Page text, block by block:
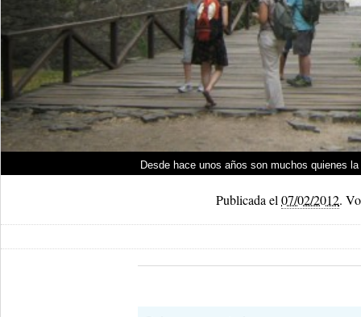
Desde hace unos años son muchos quienes
Publicada el 07/02/2012.